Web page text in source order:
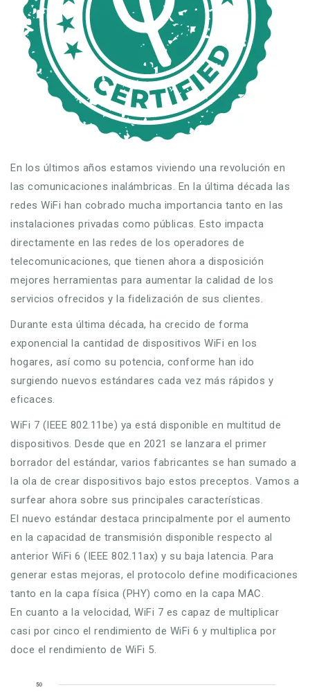
En los últimos años estamos viviendo una revolución en
las comunicaciones inalámbricas. En la última década las
redes WiFi han cobrado mucha importancia tanto en las
instalaciones privadas como públicas. Esto impacta
directamente en las redes de los operadores de
telecomunicaciones, que tienen ahora a disposición
mejores herramientas para aumentar la calidad de los
servicios ofrecidos y la fidelización de sus clientes.
Durante esta última década, ha crecido de forma
exponencial la cantidad de dispositivos WiFi en los
hogares, así como su potencia, conforme han ido
surgiendo nuevos estándares cada vez más rápidos y
eficaces.
WiFi 7 (IEEE 802.11be) ya está disponible en multitud de
dispositivos. Desde que en 2021 se lanzara el primer
borrador del estándar, varios fabricantes se han sumado a
la ola de crear dispositivos bajo estos preceptos. Vamos a
surfear ahora sobre sus principales características.
El nuevo estándar destaca principalmente por el aumento
en la capacidad de transmisión disponible respecto al
anterior WiFi 6 (IEEE 802.11ax) y su baja latencia. Para
generar estas mejoras, el protocolo define modificaciones
tanto en la capa física (PHY) como en la capa MAC.
En cuanto a la velocidad, WiFi 7 es capaz de multiplicar
casi por cinco el rendimiento de WiFi 6 y multiplica por
doce el rendimiento de WiFi 5.